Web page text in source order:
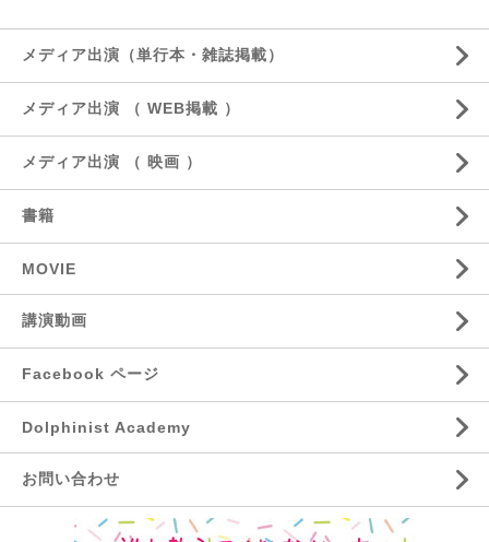
メディア出演（単行本・雑誌掲載）
メディア出演 （ WEB掲載 ）
メディア出演 （ 映画 ）
書籍
MOVIE
講演動画
Facebook ページ
Dolphinist Academy
お問い合わせ